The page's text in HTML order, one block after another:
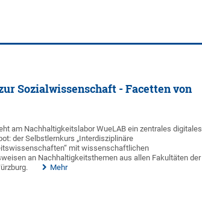
Sozialwissenschaft - Facetten von
am Nachhaltigkeitslabor WueLAB ein zentrales digitales
der Selbstlernkurs „Interdisziplinäre
mit wissenschaftlichen
an Nachhaltigkeitsthemen aus allen Fakultäten der
Mehr